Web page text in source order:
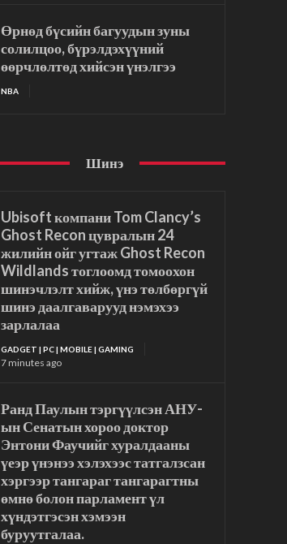
Өрнөд бүсийн багуудын зуны
солилцоо, бүрэлдэхүүний
өөрчлөлтөд хийсэн үнэлгээ
NBA
Шинэ
Ubisoft компани Tom Clancy’s
Ghost Recon цувралын 24
жилийн ойг угтаж Ghost Recon
Wildlands тоглоомд томоохон
шинэчлэлт хийж, үнэ төлбөргүй
шинэ даалгаварууд нэмэхээ
зарлалаа
GADGET | PC | MOBILE | GAMING
7 minutes ago
Ранд Паулын тэргүүлсэн АНУ-
ын Сенатын хороо доктор
Энтони Фаучийг хуралдааны
үеэр үнэнээ хэлэхээс татгалзсан
хэргээр тангараг тангарагтны
өмнө болон парламент үл
хүндэтгэсэн хэмээн
буруутгалаа.